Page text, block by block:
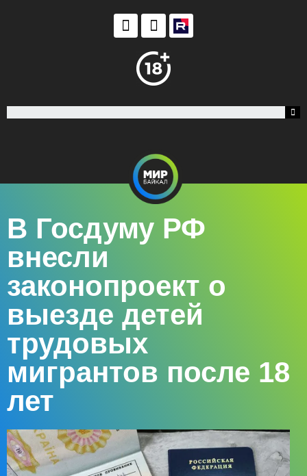
В Госдуму РФ
внесли
законопроект о
выезде детей
трудовых
мигрантов после 18
лет